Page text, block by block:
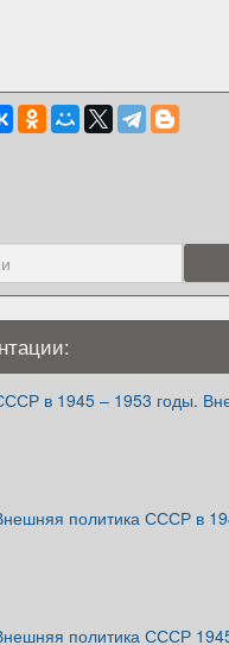
в 1945 – 1953 годы.
политика СССР в
политика СССР